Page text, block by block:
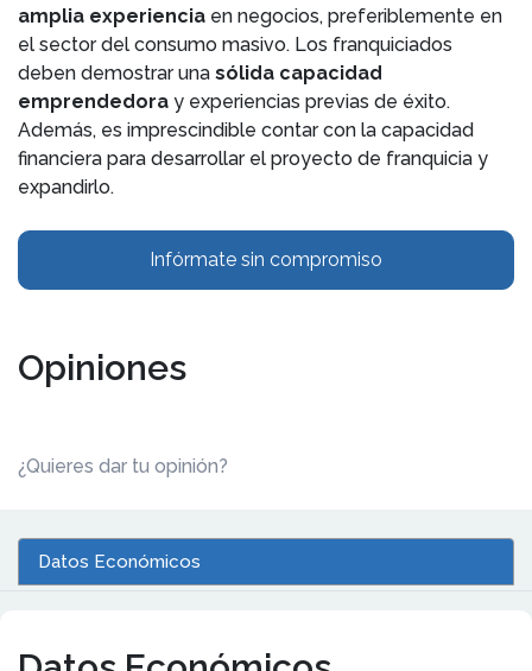
amplia experiencia en negocios, preferiblemente en
el sector del consumo masivo. Los franquiciados
deben demostrar una sólida capacidad
emprendedora y experiencias previas de éxito.
Además, es imprescindible contar con la capacidad
financiera para desarrollar el proyecto de franquicia y
expandirlo.
Infórmate sin compromiso
Opiniones
¿Quieres dar tu opinión?
Datos Económicos